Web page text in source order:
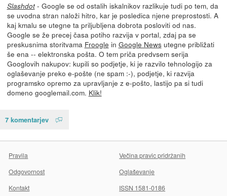
Slashdot- Google se od ostalih iskalnikov razlikuje tudi po tem, da
se uvodna stran naloži hitro, kar je posledica njene preprostosti. A
kaj kmalu se utegne ta priljubljena dobrota posloviti od nas.
Google se že precej časa potiho razvija v portal, zdaj pa se
preskusnima storitvama Froogle in Google Newsutegne približati
še ena -- elektronska pošta. O tem priča predvsem serija
Googlovih nakupov: kupili so podjetje, ki je razvilo tehnologijo za
oglaševanje preko e-pošte (ne spam :-), podjetje, ki razvija
programsko opremo za upravljanje z e-pošto, lastijo pa si tudi
domeno googlemail.com. Klik!
7 komentarjev
Pravila
Večina pravic pridržanih
Odgovornost
Oglaševanje
Kontakt
ISSN 1581-0186